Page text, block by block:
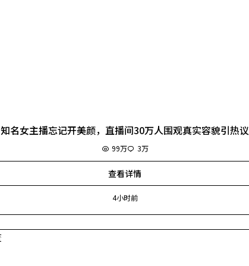
知名女主播忘记开美颜，直播间30万人围观真实容貌引热议
99万 3万
查看详情
4小时前